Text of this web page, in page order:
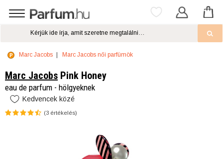
Marc Jacobs Marc Jacobs női parfümök
Marc Jacobs Pink Honey
eau de parfum - hölgyeknek
Kedvencek közé
(3 értékelés)